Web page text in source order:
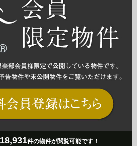
18,931件の物件が閲覧可能です！